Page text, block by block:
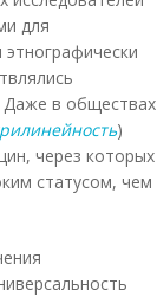
для
Даже в обществах
)
через которых
статусом, чем